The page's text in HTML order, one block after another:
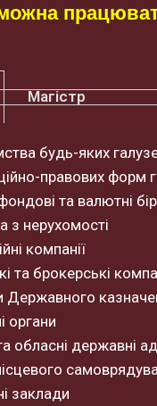
Магістр
будь-яких
правових форм
та валютні
з нерухомості
компанії
та брокерські
Державного
органи
обласні державні
заклади